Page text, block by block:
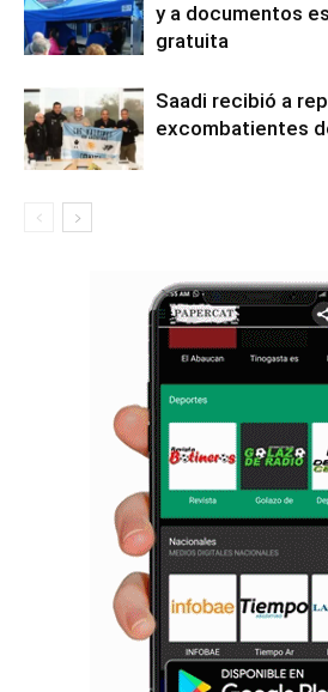
y a documentos
gratuita
Saadi recibió a
excombatientes